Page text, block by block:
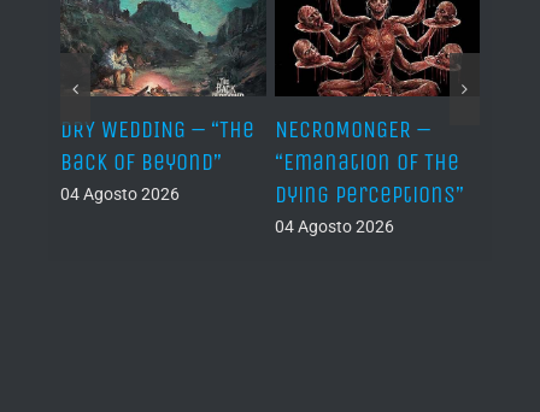
DRY WEDDING – “The
Back Of Beyond”
04 Agosto 2026
NECROMONGER –
“Emanation Of The
Dying Perceptions”
04 Agosto 2026